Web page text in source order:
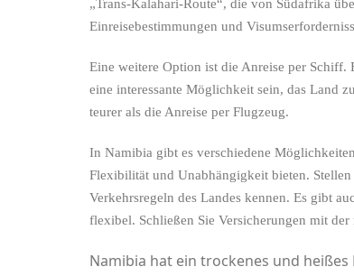
„Trans-Kalahari-Route“, die von Südafrika
Einreisebestimmungen und
Eine weitere Option ist die Anreise per
eine interessante Möglichkeit sein, das Land
teurer als die Anreise per Flugzeug.
In Namibia gibt es verschiedene
Flexibilität und Unabhängigkeit bieten. Stellen
Verkehrsregeln des Landes kennen. Es gibt
flexibel. Schließen Sie Versicherungen mit
Namibia hat ein trockenes und